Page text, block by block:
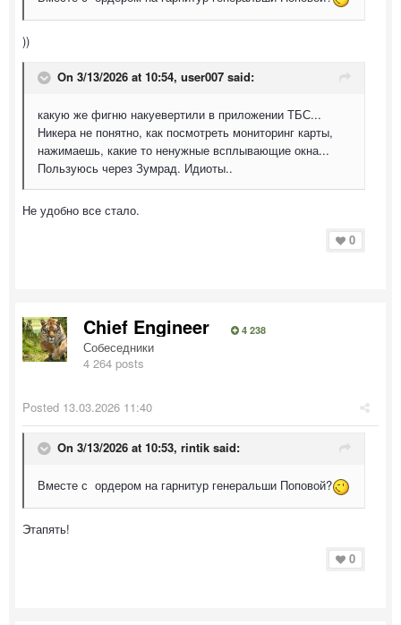
))
On 3/13/2026 at 10:54, user007 said:
какую же фигню накуевертили в приложении ТБС...
Никера не понятно, как посмотреть мониторинг карты,
нажимаешь, какие то ненужные всплывающие окна...
Пользуюсь через Зумрад. Идиоты..
Не удобно все стало.
0
Chief Engineer 4 238
Собеседники
4 264 posts
Posted 13.03.2026 11:40
On 3/13/2026 at 10:53, rintik said:
Вместе с ордером на гарнитур генеральши Поповой?
Этапять!
0